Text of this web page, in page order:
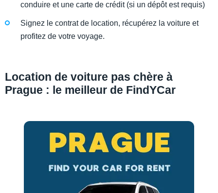
conduire et une carte de crédit (si un dépôt est requis)
Signez le contrat de location, récupérez la voiture et
profitez de votre voyage.
Location de voiture pas chère à
Prague : le meilleur de FindYCar